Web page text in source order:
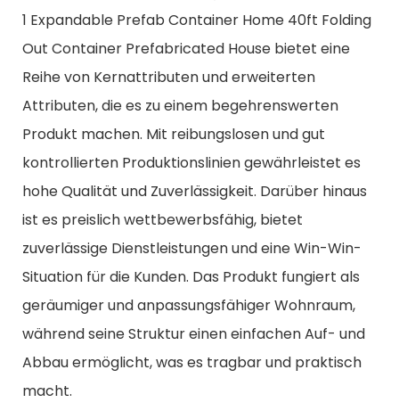
1 Expandable Prefab Container Home 40ft Folding
Out Container Prefabricated House bietet eine
Reihe von Kernattributen und erweiterten
Attributen, die es zu einem begehrenswerten
Produkt machen. Mit reibungslosen und gut
kontrollierten Produktionslinien gewährleistet es
hohe Qualität und Zuverlässigkeit. Darüber hinaus
ist es preislich wettbewerbsfähig, bietet
zuverlässige Dienstleistungen und eine Win-Win-
Situation für die Kunden. Das Produkt fungiert als
geräumiger und anpassungsfähiger Wohnraum,
während seine Struktur einen einfachen Auf- und
Abbau ermöglicht, was es tragbar und praktisch
macht.